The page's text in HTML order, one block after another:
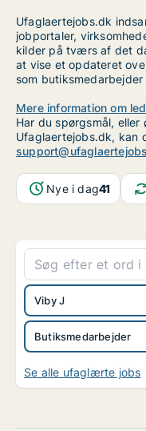
Ufaglaertejobs.dk
jobportaler,
kilder på tværs af det
at vise et opdateret
som butiksmedarbejder
Mere information om
Har du spørgsmål,
Ufaglaertejobs.dk, kan
Nye i dag41
Butiksmedarbejder
Viby J
Se alle ufaglærte jobs